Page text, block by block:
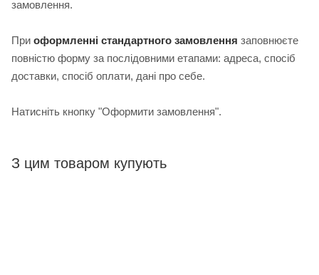
замовлення.
При оформленні стандартного замовлення заповнюєте
повністю форму за послідовними етапами: адреса, спосіб
доставки, спосіб оплати, дані про себе.
Натисніть кнопку "Оформити замовлення".
З цим товаром купують